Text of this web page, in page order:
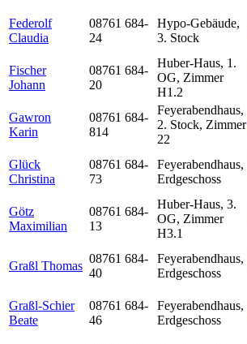
Federolf
Claudia
08761 684-
24
Hypo-Gebäude,
3. Stock
Fischer
Johann
08761 684-
20
Huber-Haus, 1.
OG, Zimmer
H1.2
Gawron
Karin
08761 684-
814
Feyerabendhaus,
2. Stock, Zimmer
22
Glück
Christina
08761 684-
73
Feyerabendhaus,
Erdgeschoss
Götz
Maximilian
08761 684-
13
Huber-Haus, 3.
OG, Zimmer
H3.1
Graßl Thomas
08761 684-
40
Feyerabendhaus,
Erdgeschoss
Graßl-Schier
Beate
08761 684-
46
Feyerabendhaus,
Erdgeschoss